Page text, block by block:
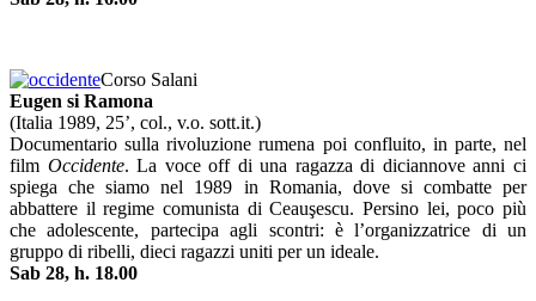
Corso Salani
Eugen si Ramona
(Italia 1989, 25’, col., v.o. sott.it.)
Documentario sulla rivoluzione rumena poi confluito, in parte, nel
film Occidente. La voce off di una ragazza di diciannove anni ci
spiega che siamo nel 1989 in Romania, dove si combatte per
abbattere il regime comunista di Ceauşescu. Persino lei, poco più
che adolescente, partecipa agli scontri: è l’organizzatrice di un
gruppo di ribelli, dieci ragazzi uniti per un ideale.
Sab 28, h. 18.00